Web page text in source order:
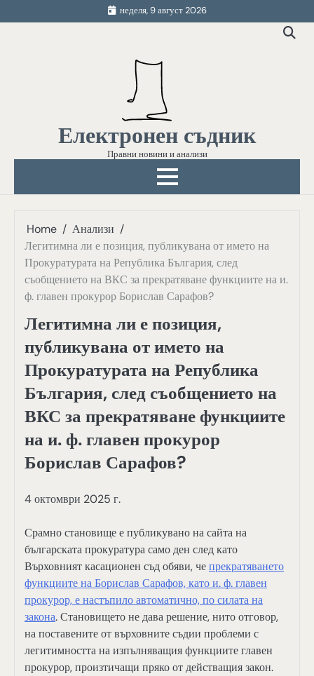
to
неделя, 9 август 2026
Електронен съдник
Правни новини и анализи
Home
Анализи
Легитимна ли е позиция, публикувана от името на
Прокуратурата на Република България, след
съобщението на ВКС за прекратяване функциите на и.
ф. главен прокурор Борислав Сарафов?
Легитимна ли е позиция,
публикувана от името на
Прокуратурата на Република
България, след съобщението на
ВКС за прекратяване функциите
на и. ф. главен прокурор
Борислав Сарафов?
4 октомври 2025 г.
Срамно становище е публикувано на сайта на
българската прокуратура само ден след като
Върховният касационен съд обяви, чепрекратяването
функциите на Борислав Сарафов, като и. ф. главен
прокурор, е настъпило автоматично, по силата на
закона. Становището не дава решение, нито отговор,
на поставените от върховните съдии проблеми с
легитимността на изпълняващия функциите главен
прокурор, произтичащи пряко от действащия закон.